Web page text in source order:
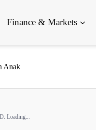
Finance & Markets
Anak
Loading...